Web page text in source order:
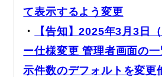
て表示するよう変更
・
【告知】2025年3月3日
ー仕様変更 管理者画面の
示件数のデフォルトを変更